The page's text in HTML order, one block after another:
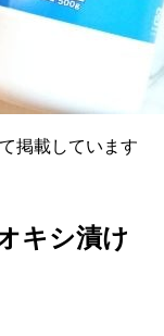
掲載しています
キシ漬け